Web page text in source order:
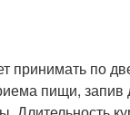
принимать по
пищи, запив